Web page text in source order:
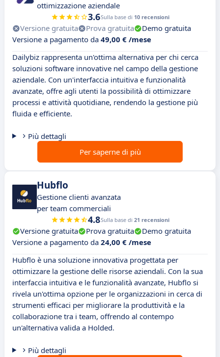
ottimizzazione aziendale
3.6Sulla base di 10 recensioni
Versione gratuita Prova gratuita
Demo gratuita
Versione a pagamento da 49,00 € /mese
Dailybiz rappresenta un'ottima alternativa per chi cerca
soluzioni software innovative nel campo della gestione
aziendale. Con un'interfaccia intuitiva e funzionalità
avanzate, offre agli utenti la possibilità di ottimizzare
processi e attività quotidiane, rendendo la gestione più
fluida e efficiente.
Più dettagli
Per saperne di più
Hubflo
Gestione clienti avanzata
per team commerciali
4.8Sulla base di 21 recensioni
Versione gratuita Prova gratuita
Demo gratuita
Versione a pagamento da 24,00 € /mese
Hubflo è una soluzione innovativa progettata per
ottimizzare la gestione delle risorse aziendali. Con la sua
interfaccia intuitiva e le funzionalità avanzate, Hubflo si
rivela un'ottima opzione per le organizzazioni in cerca di
strumenti efficaci per migliorare la produttività e la
collaborazione tra i team, offrendo al contempo
un'alternativa valida a Holded.
Più dettagli